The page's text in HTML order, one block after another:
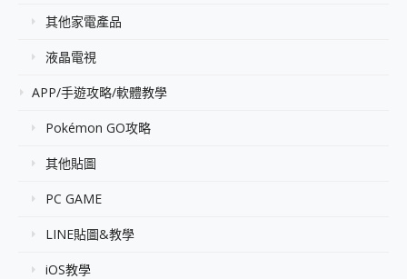
其他家電產品
液晶電視
APP/手遊攻略/軟體教學
Pokémon GO攻略
其他貼圖
PC GAME
LINE貼圖&教學
iOS教學